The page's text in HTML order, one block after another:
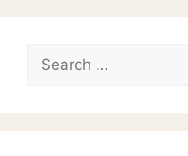
Search
for: